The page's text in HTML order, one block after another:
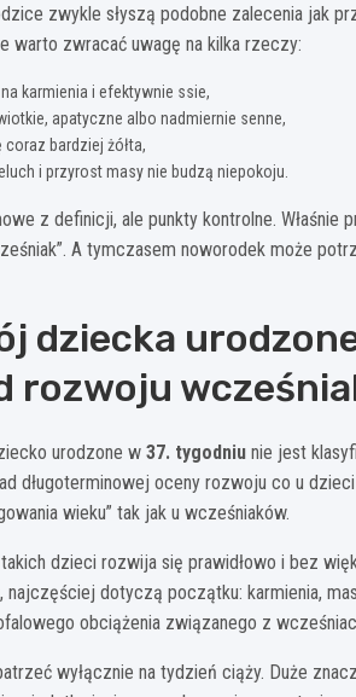
zwykle słyszą podobne zalecenia jak
warto zwracać uwagę na kilka rzeczy:
karmienia i efektywnie ssie,
apatyczne albo nadmiernie senne,
bardziej żółta,
i przyrost masy nie budzą niepokoju.
z definicji, ale punkty kontrolne. Właśnie
A tymczasem noworodek może
dziecka
rozwoju
urodzone w 37. tygodniu nie jest
długoterminowej oceny rozwoju co u
wieku” tak jak u wcześniaków.
dzieci rozwija się prawidłowo i bez
dotyczą początku: karmienia,
obciążenia związanego z
wyłącznie na tydzień ciąży. Duże